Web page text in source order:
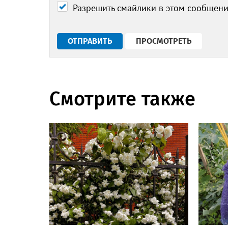
Разрешить смайлики в этом
Смотрите также